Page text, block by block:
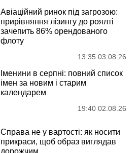
Авіаційний ринок під загрозою:
прирівняння лізингу до роялті
зачепить 86% орендованого
флоту
13:35 03.08.26
Іменини в серпні: повний список
імен за новим і старим
календарем
19:40 02.08.26
Справа не у вартості: як носити
прикраси, щоб образ виглядав
дорожчим